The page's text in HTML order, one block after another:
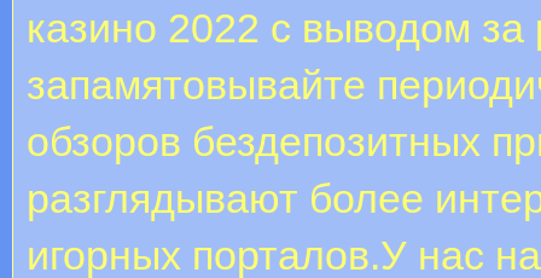
казино 2022 с выводом
запамятовывайте
обзоров бездепозитных
разглядывают более
игорных порталов.У нас